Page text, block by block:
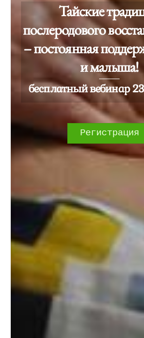
Тайские
послеродового
– постоянная
и малыша!
бесплатный вебинар
Регистрация